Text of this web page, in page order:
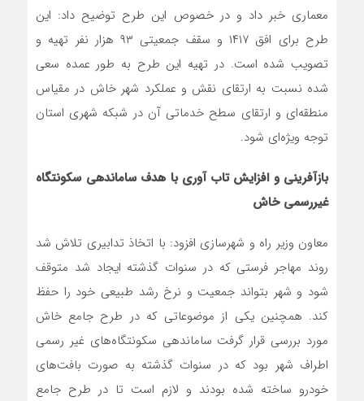
معماری خبر داد و در خصوص این طرح توضیح داد: این
طرح برای افق ۱۴۱۷ و سقف جمعیتی ۹۳ هزار نفر تهیه و
تصویب شده است. در تهیه این طرح به طور عمده سعی
شده نسبت به ارتقای نقش و عملکرد شهر خاش در مقیاس
منطقه‌ای و ارتقای سطح خدماتی آن در شبکه شهری استان
توجه ویژه‌ای شود.
بازآفرینی و افزایش تاب آوری با هدف ساماندهی سکونتگاه
غیررسمی خاش
معاون وزیر راه و شهرسازی افزود: با اتخاذ تدابیری تلاش شد
روند مهاجر فرستی که در سنوات گذشته ایجاد شد متوقف
شود و شهر بتواند جمعیت و نرخ رشد طبیعی خود را حفظ
کند. همچنین یکی از موضوعاتی که در طرح جامع خاش
مورد بررسی قرار گرفت ساماندهی سکونتگاه‌های غیر رسمی
اطراف شهر بود که در سنوات گذشته به صورت بافت‌های
خودرو ساخته شده بودند و لازم است تا در طرح جامع